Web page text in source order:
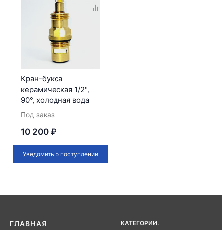
Кран-букса
керамическая 1/2",
90°, холодная вода
Под заказ
10 200 ₽
Уведомить о поступлении
ГЛАВНАЯ КАТЕГОРИИ.